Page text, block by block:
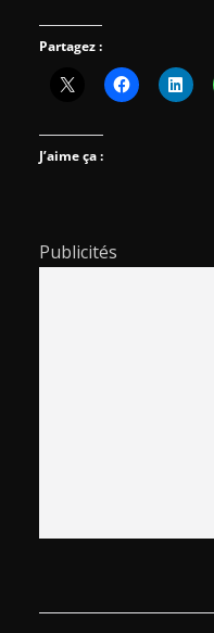
Partagez :
J’aime ça :
Publicités